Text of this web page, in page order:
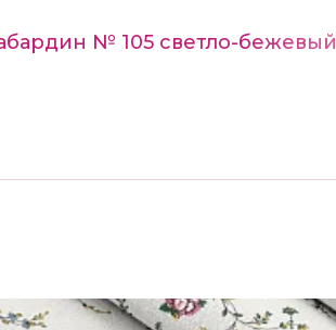
№ 105 светло-бежевый